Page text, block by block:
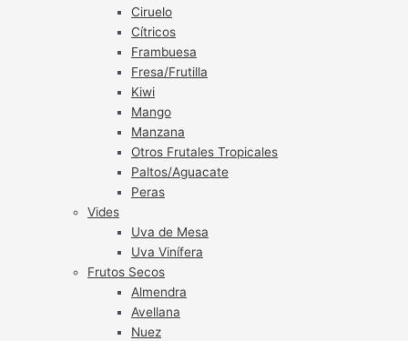
Ciruelo
Cítricos
Frambuesa
Fresa/Frutilla
Kiwi
Mango
Manzana
Otros Frutales Tropicales
Paltos/Aguacate
Peras
Vides
Uva de Mesa
Uva Vinífera
Frutos Secos
Almendra
Avellana
Nuez